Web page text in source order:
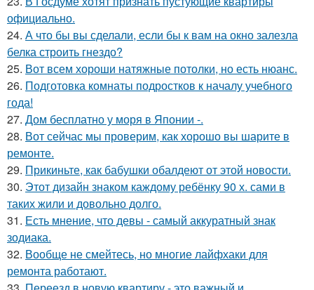
официально.
24. А что бы вы сделали, если бы к вам на окно залезла
белка строить гнездо?
25. Вот всем хороши натяжные потолки, но есть нюанс.
26. Подготовка комнаты подростков к началу учебного
года!
27. Дом бесплатно у моря в Японии -.
28. Вот сейчас мы проверим, как хорошо вы шарите в
ремонте.
29. Прикиньте, как бабушки обалдеют от этой новости.
30. Этот дизайн знаком каждому ребёнку 90 х. сами в
таких жили и довольно долго.
31. Есть мнение, что девы - самый аккуратный знак
зодиака.
32. Вообще не смейтесь, но многие лайфхаки для
ремонта работают.